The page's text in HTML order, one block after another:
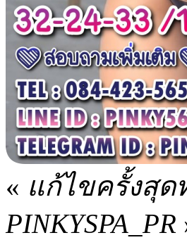
« แก้ไขครั้งสุด
PINKYSPA_PR